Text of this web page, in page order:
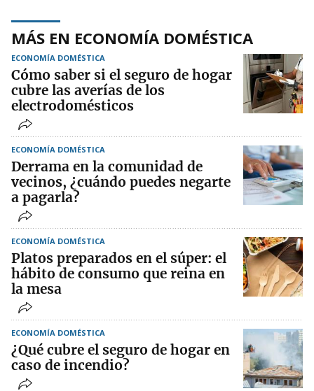
MÁS EN ECONOMÍA DOMÉSTICA
ECONOMÍA DOMÉSTICA
Cómo saber si el seguro de hogar
cubre las averías de los
electrodomésticos
ECONOMÍA DOMÉSTICA
Derrama en la comunidad de
vecinos, ¿cuándo puedes negarte
a pagarla?
ECONOMÍA DOMÉSTICA
Platos preparados en el súper: el
hábito de consumo que reina en
la mesa
ECONOMÍA DOMÉSTICA
¿Qué cubre el seguro de hogar en
caso de incendio?